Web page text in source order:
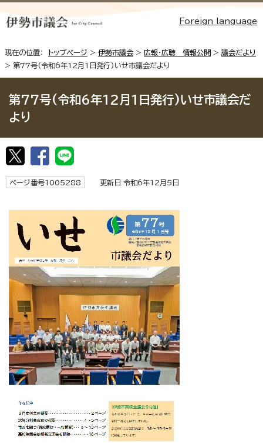
Foreign language
現在の位置： トップページ > 伊勢市議会 > 広報・広聴 情報公開 > 議会だより
> 第77号(令和6年12月1日発行)いせ市議会だより
第77号(令和6年12月1日発行)いせ市議会だ
より
ページ番号1005288 更新日 令和6年12月5日